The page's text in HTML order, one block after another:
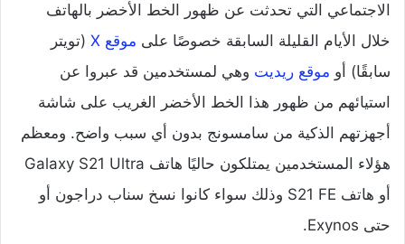
الاجتماعي التي تحدثت عن ظهور الخط الأخضر بالهاتف
خلال الأيام القليلة السابقة خصوصًا على موقع X
(تويتر
سابقًا) أو موقع ريديت وهي لمستخدمين قد عبروا عن
استيائهم من ظهور هذا الخط الأخضر الغريب على شاشة
أجهزتهم الذكية من سامسونج بدون أي سبب واضح. ومعظم
هؤلاء المستخدمين يمتلكون حاليًا هاتف Galaxy S21 Ultra
أو هاتف S21 FE وذلك سواء كانوا نسخ سناب دراجون أو
حتى Exynos.